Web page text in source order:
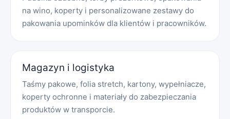
na wino, koperty i personalizowane zestawy do
pakowania upominków dla klientów i pracowników.
Magazyn i logistyka
Taśmy pakowe, folia stretch, kartony, wypełniacze,
koperty ochronne i materiały do zabezpieczania
produktów w transporcie.